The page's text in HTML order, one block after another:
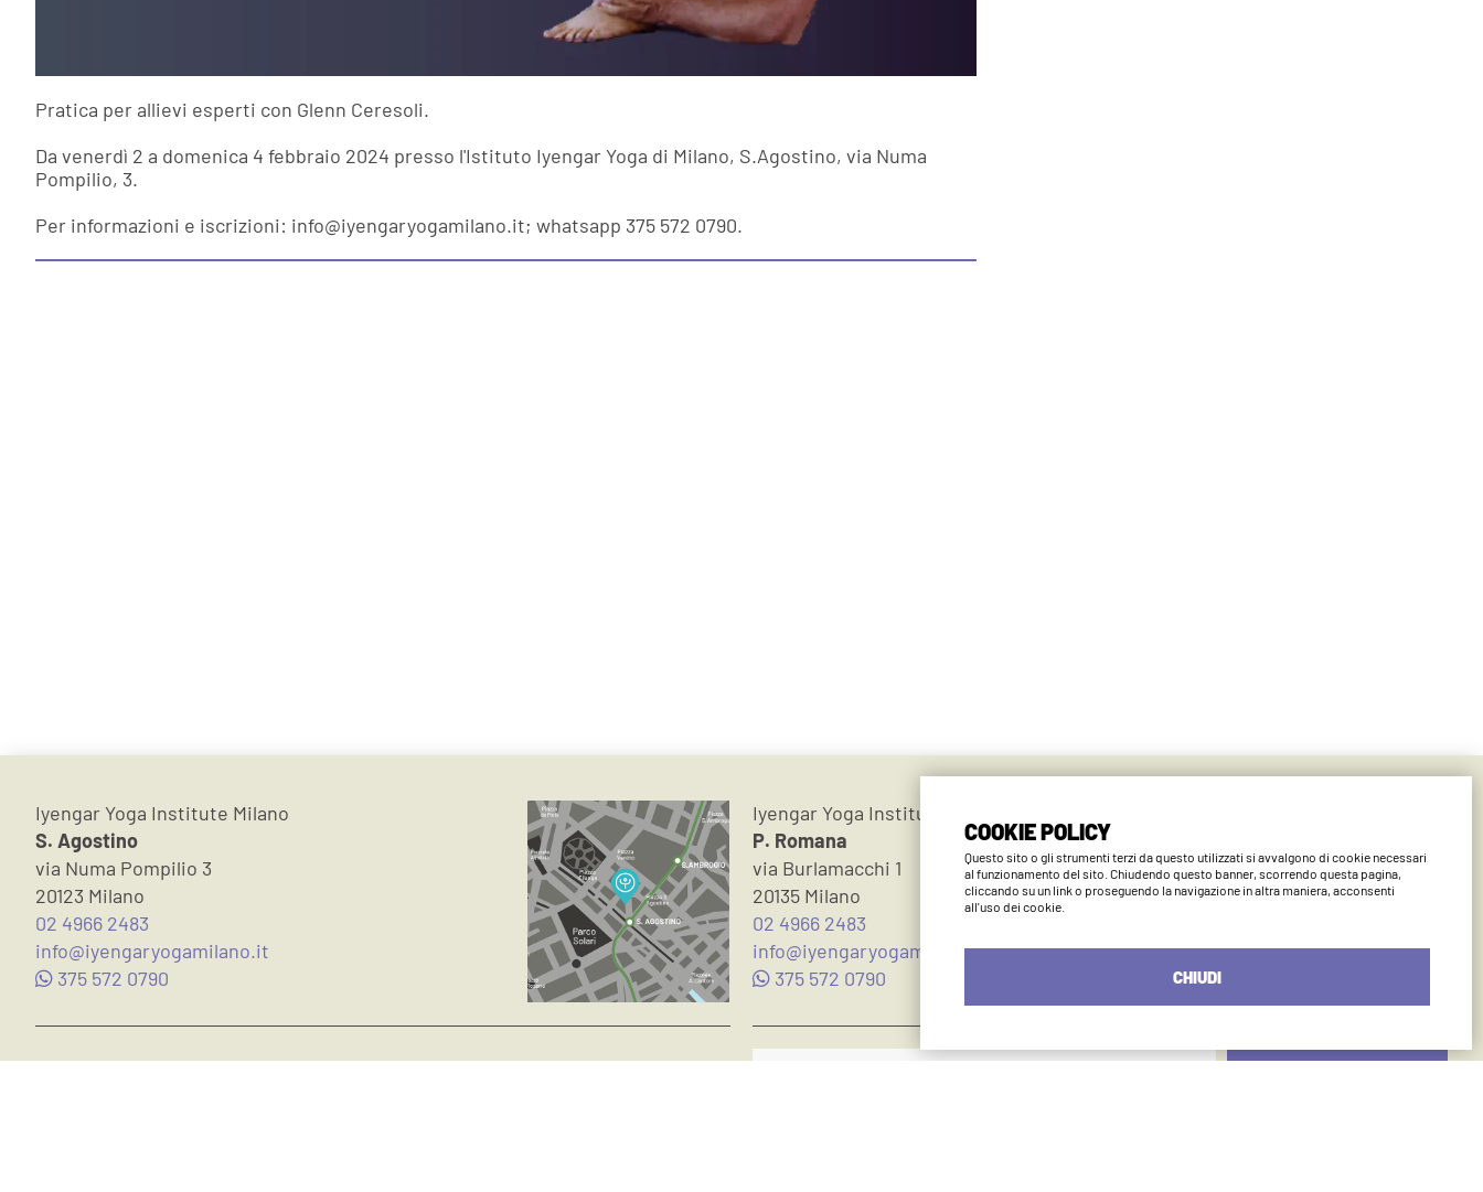
COOKIE POLICY
Questo sito o gli strumenti terzi da questo utilizzati si avvalgono di cookie necessari
al funzionamento del sito. Chiudendo questo banner, scorrendo questa pagina,
cliccando su un link o proseguendo la navigazione in altra maniera, acconsenti
all'uso dei cookie.
CHIUDI
Pratica per allievi esperti con Glenn Ceresoli.
Da venerdì 2 a domenica 4 febbraio 2024 presso l'Istituto Iyengar Yoga di Milano, S.Agostino, via Numa
Pompilio, 3.
Per informazioni e iscrizioni: info@iyengaryogamilano.it; whatsapp 375 572 0790.
Iyengar Yoga Institute Milano
S. Agostino
via Numa Pompilio 3
20123 Milano
02 4966 2483
info@iyengaryogamilano.it
375 572 0790
Iyengar Yoga Institute Milano
P. Romana
via Burlamacchi 1
20135 Milano
02 4966 2483
info@iyengaryogamilano.it
375 572 0790
Iscriviti alla nostra newsletter: